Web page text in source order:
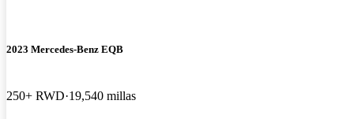
2023 Mercedes-Benz EQB
250+ RWD 19,540 millas